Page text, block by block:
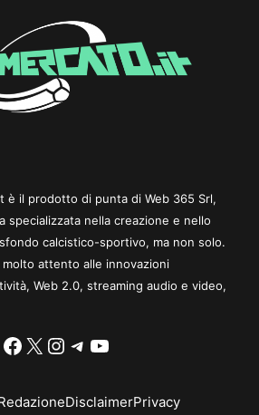
è il prodotto di punta di Web 365 Srl,
specializzata nella creazione e nello
calcistico-sportivo, ma non solo.
attento alle innovazioni
Web 2.0, streaming audio e video,
Facebook
X Instagram
Telegram
YouTube
DisclaimerPrivacy